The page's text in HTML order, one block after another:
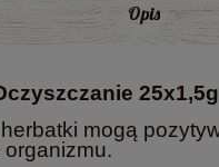
Opis
mogą